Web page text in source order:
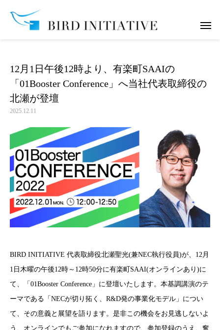
12月1日午後12時より、有楽町SAAIの
「01Booster Conference」へ当社代表取締役の
北瀬が登壇
2025.12.11
BIRD INITIATIVE 代表取締役北瀬聖光(兼NEC執行役員)が、12月
1日木曜の午後12時～12時50分に有楽町SAAI(オンラインあり)に
て、「01Booster Conference」に登壇いたします。本基調講演のテ
ーマである「NECが切り拓く、R&D発の事業化モデル」につい
て、その意義と展望を語ります。是非この機会をお見逃しないよ
う、オンラインでもご参加になれますので、参加登録のうえ、奮